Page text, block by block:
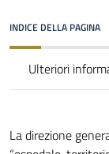
INDICE DELLA PAGINA
Ulteriori
La direzione